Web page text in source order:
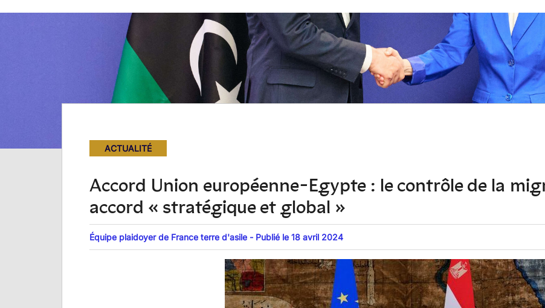
ACTUALITÉ
Accord Union européenne-Egypte : le contrôle de la
accord « stratégique et global »
Équipe plaidoyer de France terre d'asile - Publié le 18 avril 2024